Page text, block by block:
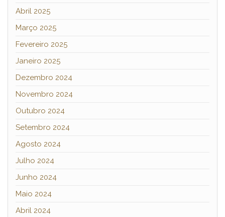
Abril 2025
Março 2025
Fevereiro 2025
Janeiro 2025
Dezembro 2024
Novembro 2024
Outubro 2024
Setembro 2024
Agosto 2024
Julho 2024
Junho 2024
Maio 2024
Abril 2024